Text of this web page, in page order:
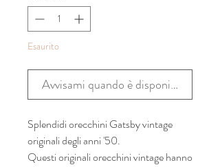
Esaurito
Avvisami quando è disponibile
Splendidi orecchini Gatsby vintage
originali degli anni '50.
Questi originali orecchini vintage hanno